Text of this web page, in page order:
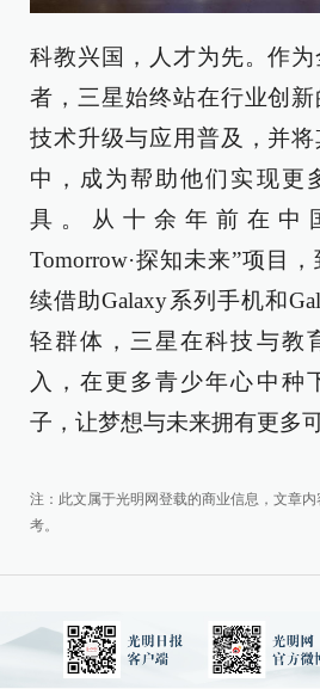
科教兴国，人才为先。作
者，三星始终站在行业创
技术升级与应用普及，并
中，成为帮助他们实现更
具。从十余年前在中
Tomorrow·探知未来”项目
续借助Galaxy系列手机和
轻群体，三星在科技与教
入，在更多青少年心中种
子，让梦想与未来拥有更多
注：此文属于光明网登载的商业信息，文章
考。